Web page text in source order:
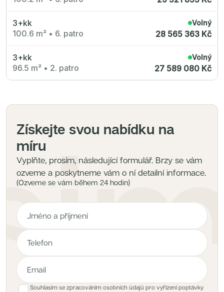
3+kk
100.6 m² • 6. patro
Volný
28 565 363 Kč
3+kk
96.5 m² • 2. patro
Volný
27 589 080 Kč
Získejte svou nabídku na
míru
Vyplňte, prosím, následující formulář. Brzy se vám
ozveme a poskytneme vám o ní detailní informace.
(Ozveme se vám během 24 hodin)
Souhlasím se zpracováním osobních údajů pro vyřízení poptávky